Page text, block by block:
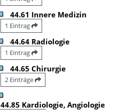
44.61 Innere Medizin
1 Eintrag
44.64 Radiologie
1 Eintrag
44.65 Chirurgie
2 Einträge
44.85 Kardiologie, Angiologie